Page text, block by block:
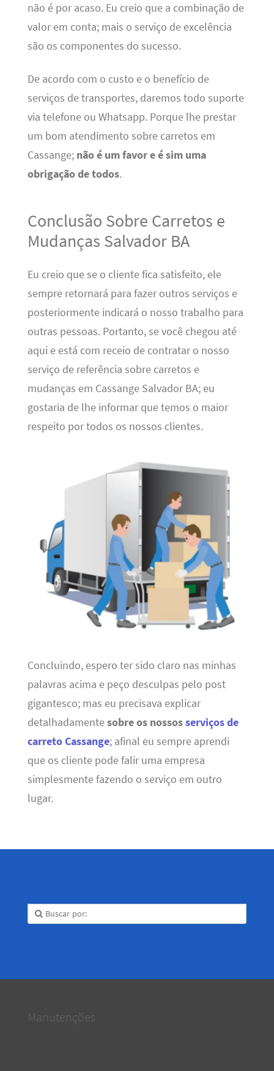
não é por acaso. Eu creio que a combinação de
valor em conta; mais o serviço de excelência
são os componentes do sucesso.
De acordo com o custo e o benefício de
serviços de transportes, daremos todo suporte
via telefone ou Whatsapp. Porque lhe prestar
um bom atendimento sobre carretos em
Cassange; não é um favor e é sim uma
obrigação de todos.
Conclusão Sobre Carretos e
Mudanças Salvador BA
Eu creio que se o cliente fica satisfeito, ele
sempre retornará para fazer outros serviços e
posteriormente indicará o nosso trabalho para
outras pessoas. Portanto, se você chegou até
aqui e está com receio de contratar o nosso
serviço de referência sobre carretos e
mudanças em Cassange Salvador BA; eu
gostaria de lhe informar que temos o maior
respeito por todos os nossos clientes.
Concluindo, espero ter sido claro nas minhas
palavras acima e peço desculpas pelo post
gigantesco; mas eu precisava explicar
detalhadamentesobre os nossosserviços de
carreto Cassange; afinal eu sempre aprendi
que os cliente pode falir uma empresa
simplesmente fazendo o serviço em outro
lugar.
Manutenções